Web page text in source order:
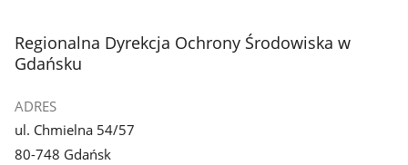
stopka
Regionalna Dyrekcja Ochrony Środowiska w
Gdańsku
ADRES
ul. Chmielna 54/57
80-748 Gdańsk